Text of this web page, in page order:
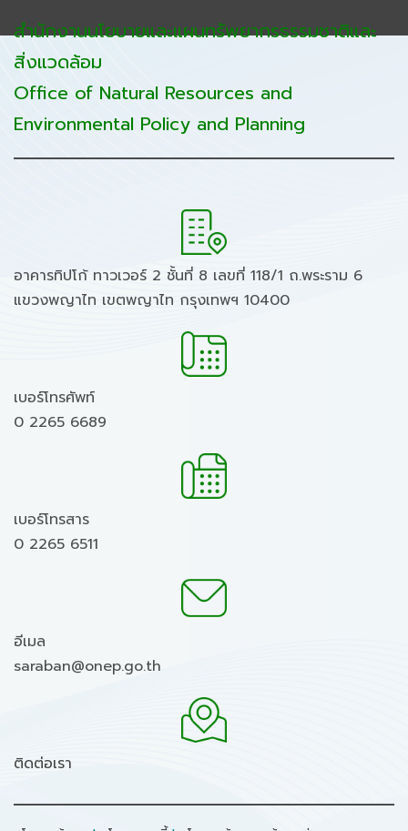
สำนักงานนโยบายและแผนทรัพยากรธรรมชาติและ
สิ่งแวดล้อม
Office of Natural Resources and
Environmental Policy and Planning
อาคารทิปโก้ ทาวเวอร์ 2 ชั้นที่ 8 เลขที่ 118/1 ถ.พระราม 6
แขวงพญาไท เขตพญาไท กรุงเทพฯ 10400
เบอร์โทรศัพท์
0 2265 6689
เบอร์โทรสาร
0 2265 6511
อีเมล
saraban@onep.go.th
ติดต่อเรา